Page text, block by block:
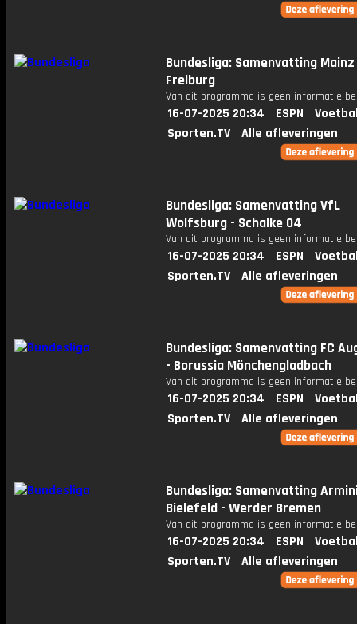
Bundesliga: Samenvatting Mainz
Freiburg
Van dit programma is geen informatie
16-07-2025 20:34 ESPN
Sporten.TV
Alle afleveringen
Bundesliga: Samenvatting VfL
Wolfsburg - Schalke 04
Van dit programma is geen informatie
16-07-2025 20:34 ESPN
Sporten.TV
Alle afleveringen
Bundesliga: Samenvatting FC
- Borussia Mönchengladbach
Van dit programma is geen informatie
16-07-2025 20:34 ESPN
Sporten.TV
Alle afleveringen
Bundesliga: Samenvatting
Bielefeld - Werder Bremen
Van dit programma is geen informatie
16-07-2025 20:34 ESPN
Sporten.TV
Alle afleveringen